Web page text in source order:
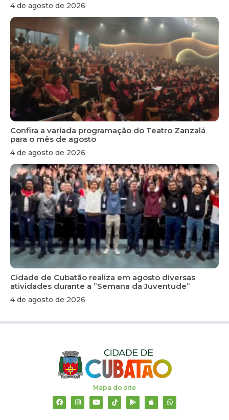
4 de agosto de 2026
Confira a variada programação do Teatro Zanzalá
para o mês de agosto
4 de agosto de 2026
Cidade de Cubatão realiza em agosto diversas
atividades durante a ”Semana da Juventude”
4 de agosto de 2026
Mapa do site